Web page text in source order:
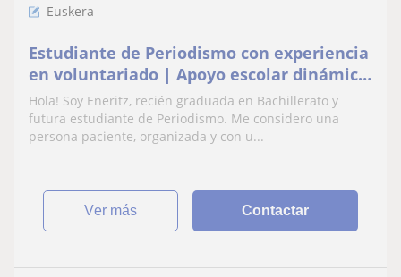
Euskera
Estudiante de Periodismo con experiencia
en voluntariado | Apoyo escolar dinámico
y paciente (Primaria y ESO)
Hola! Soy Eneritz, recién graduada en Bachillerato y
futura estudiante de Periodismo. Me considero una
persona paciente, organizada y con u...
ver más Contactar